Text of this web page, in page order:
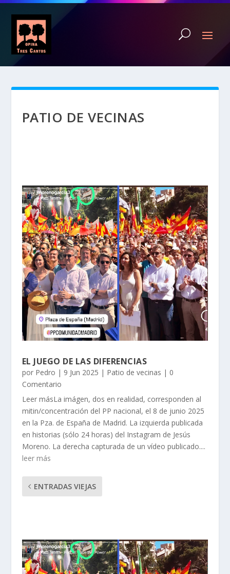
PATIO DE VECINAS
EL JUEGO DE LAS DIFERENCIAS
por Pedro | 9 Jun 2025 | Patio de vecinas | 0
Comentario
Leer másLa imágen, dos en realidad, corresponden al
mitin/concentración del PP nacional, el 8 de junio 2025
en la Pza. de España de Madrid. La izquierda publicada
en historias (sólo 24 horas) del Instagram de Jesús
Moreno. La derecha capturada de un vídeo publicado....
leer más
ENTRADAS VIEJAS